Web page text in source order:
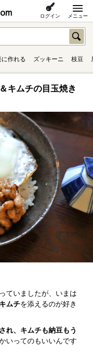
ログイン メニュー
に作れる ズッキーニ 枝豆
キムチの目玉焼き
ていましたが、いまは
ムチを添えるのが好き
れ、キムチも納豆もう
いってのもいいんです